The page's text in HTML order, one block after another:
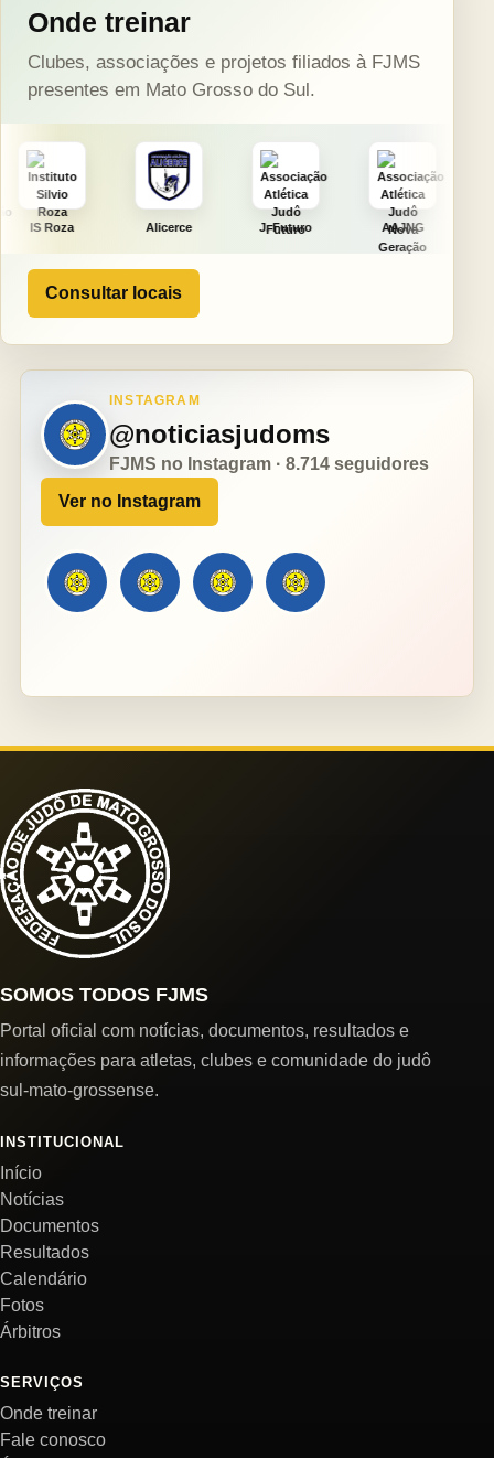
Onde treinar
Clubes, associações e projetos filiados à FJMS
presentes em Mato Grosso do Sul.
Alicerce J. Futuro AAJNG TSURU
Consultar locais
INSTAGRAM
@noticiasjudoms
FJMS no Instagram · 8.714 seguidores
Ver no Instagram
SOMOS TODOS FJMS
Portal oficial com notícias, documentos, resultados e
informações para atletas, clubes e comunidade do judô
sul-mato-grossense.
INSTITUCIONAL
Início
Notícias
Documentos
Resultados
Calendário
Fotos
Árbitros
SERVIÇOS
Onde treinar
Fale conosco